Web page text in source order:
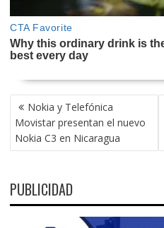
NAVEGACIÓN
DE
ENTRADAS
Nokia y Telefónica
Movistar presentan el nuevo
Nokia C3 en Nicaragua
PUBLICIDAD